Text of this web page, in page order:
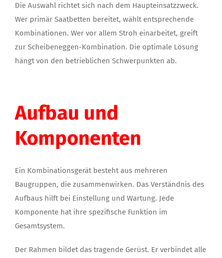
Die Auswahl richtet sich nach dem Haupteinsatzzweck.
Wer primär Saatbetten bereitet, wählt entsprechende
Kombinationen. Wer vor allem Stroh einarbeitet, greift
zur Scheibeneggen-Kombination. Die optimale Lösung
hängt von den betrieblichen Schwerpunkten ab.
Aufbau und
Komponenten
Ein Kombinationsgerät besteht aus mehreren
Baugruppen, die zusammenwirken. Das Verständnis des
Aufbaus hilft bei Einstellung und Wartung. Jede
Komponente hat ihre spezifische Funktion im
Gesamtsystem.
Der Rahmen bildet das tragende Gerüst. Er verbindet alle